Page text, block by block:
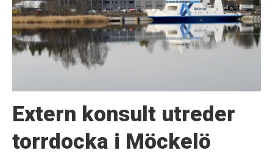
Extern konsult utreder
torrdocka i Möckelö